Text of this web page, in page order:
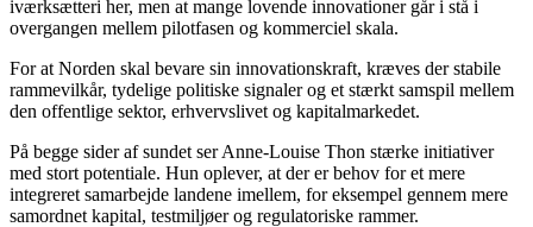
iværksætteri her, men at mange lovende innovationer går i stå i
overgangen mellem pilotfasen og kommerciel skala.
For at Norden skal bevare sin innovationskraft, kræves der stabile
rammevilkår, tydelige politiske signaler og et stærkt samspil mellem
den offentlige sektor, erhvervslivet og kapitalmarkedet.
På begge sider af sundet ser Anne-Louise Thon stærke initiativer
med stort potentiale. Hun oplever, at der er behov for et mere
integreret samarbejde landene imellem, for eksempel gennem mere
samordnet kapital, testmiljøer og regulatoriske rammer.